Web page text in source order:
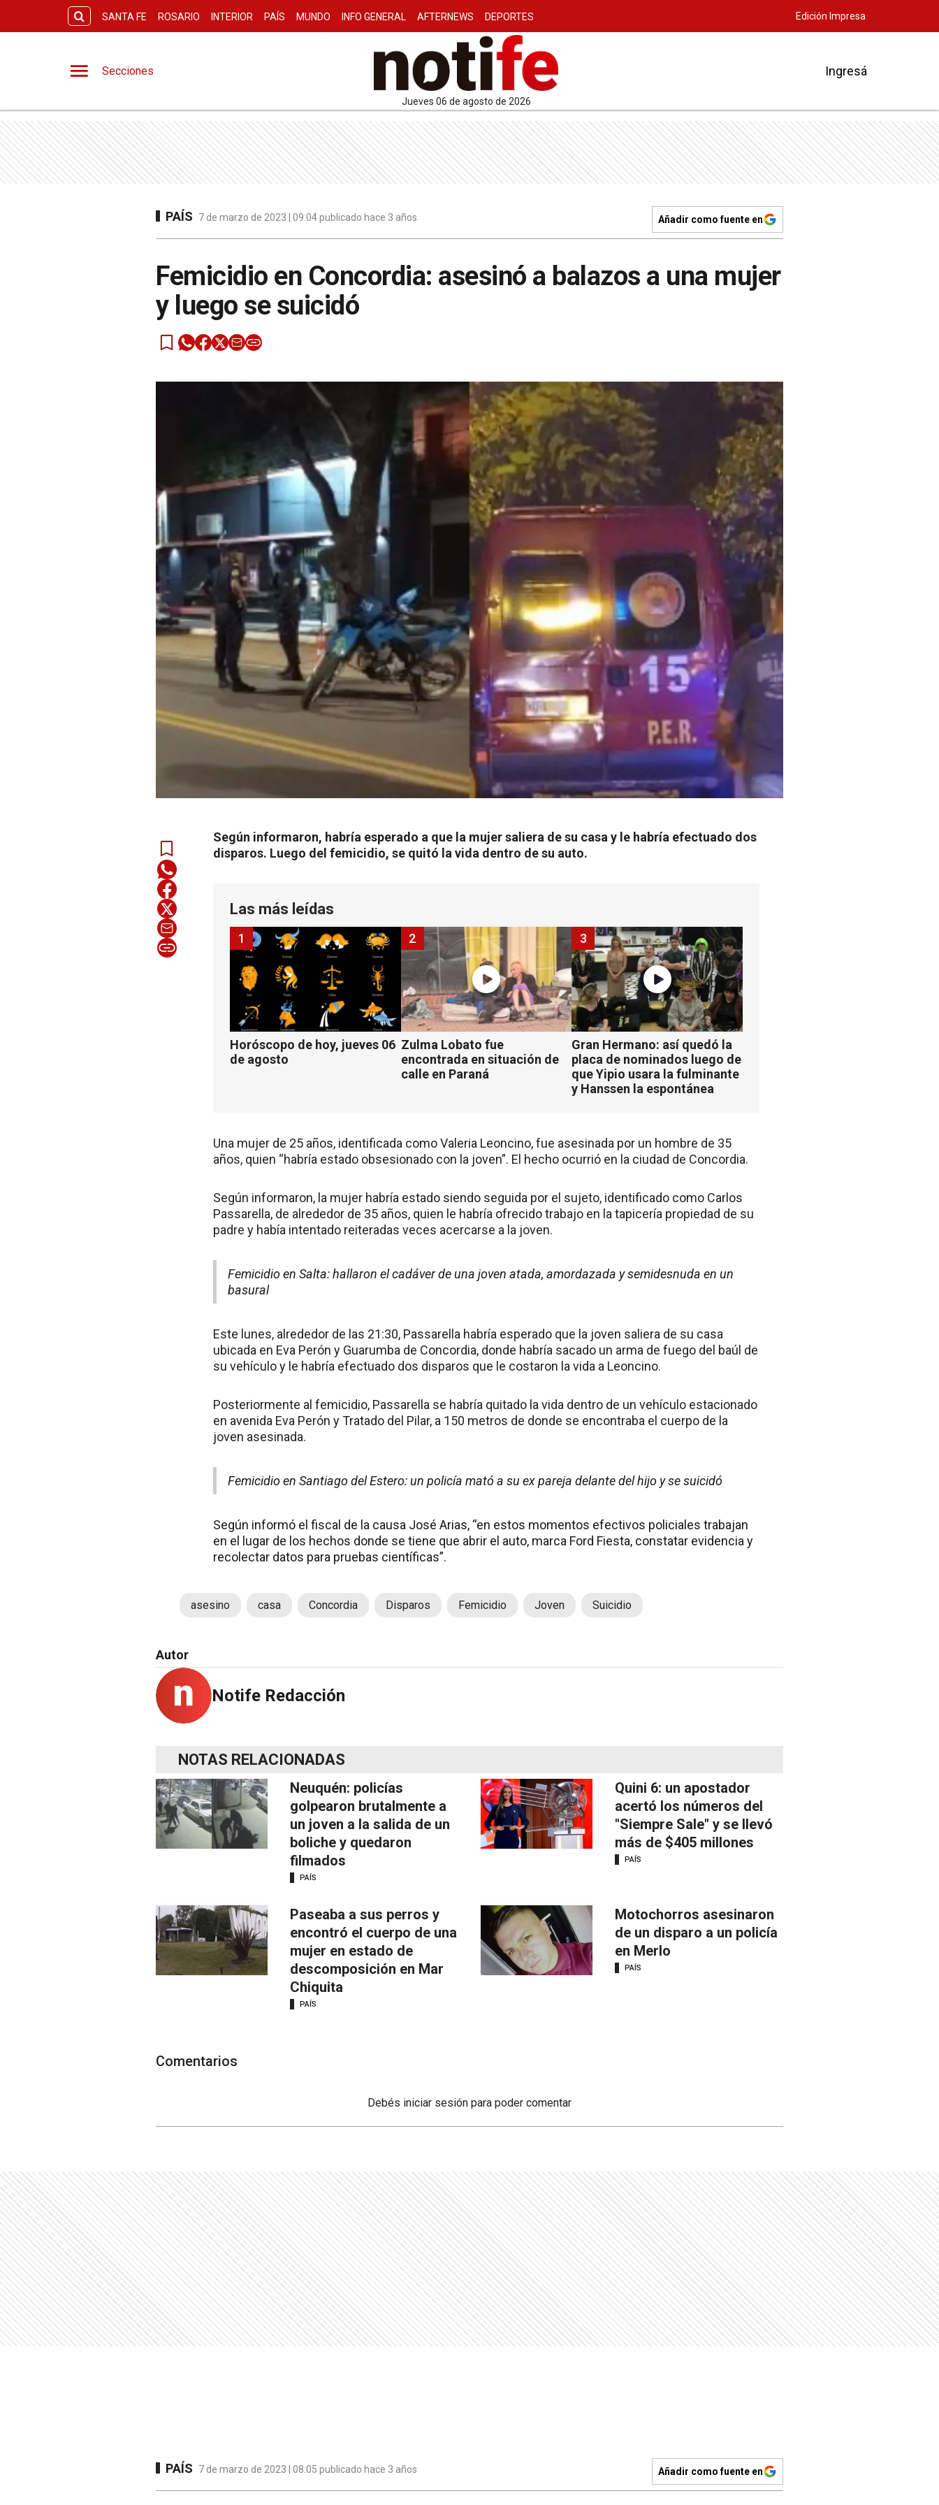
SANTA FE ROSARIO INTERIOR PAÍS MUNDO INFO GENERAL AFTERNEWS DEPORTES Edición Impresa
Secciones
jueves 06 de agosto de 2026
Ingresá
PAÍS 7 de marzo de 2023 | 09:04 publicado hace 3 años Añadir como fuente en
Femicidio en Concordia: asesinó a balazos a una mujer
y luego se suicidó
Según informaron, habría esperado a que la mujer saliera de su casa y le habría efectuado dos
disparos. Luego del femicidio, se quitó la vida dentro de su auto.
Las más leídas
Horóscopo de hoy, jueves 06
de agosto
1
Zulma Lobato fue
encontrada en situación de
calle en Paraná
2
Gran Hermano: así quedó la
placa de nominados luego de
que Yipio usara la fulminante
y Hanssen la espontánea
3
Una mujer de 25 años, identificada como Valeria Leoncino, fue asesinada por un hombre de 35
años, quien “habría estado obsesionado con la joven”. El hecho ocurrió en la ciudad de Concordia.
Según informaron, la mujer habría estado siendo seguida por el sujeto, identificado como Carlos
Passarella, de alrededor de 35 años, quien le habría ofrecido trabajo en la tapicería propiedad de su
padre y había intentado reiteradas veces acercarse a la joven.
Femicidio en Salta: hallaron el cadáver de una joven atada, amordazada y semidesnuda en un
basural
Este lunes, alrededor de las 21:30, Passarella habría esperado que la joven saliera de su casa
ubicada en Eva Perón y Guarumba de Concordia, donde habría sacado un arma de fuego del baúl de
su vehículo y le habría efectuado dos disparos que le costaron la vida a Leoncino.
Posteriormente al femicidio, Passarella se habría quitado la vida dentro de un vehículo estacionado
en avenida Eva Perón y Tratado del Pilar, a 150 metros de donde se encontraba el cuerpo de la
joven asesinada.
Femicidio en Santiago del Estero: un policía mató a su ex pareja delante del hijo y se suicidó
Según informó el fiscal de la causa José Arias, “en estos momentos efectivos policiales trabajan
en el lugar de los hechos donde se tiene que abrir el auto, marca Ford Fiesta, constatar evidencia y
recolectar datos para pruebas científicas”.
asesino casa Concordia Disparos Femicidio Joven Suicidio
Autor
Notife Redacción
NOTAS RELACIONADAS
Neuquén: policías
golpearon brutalmente a
un joven a la salida de un
boliche y quedaron
filmados
PAÍS
Quini 6: un apostador
acertó los números del
"Siempre Sale" y se llevó
más de $405 millones
PAÍS
Paseaba a sus perros y
encontró el cuerpo de una
mujer en estado de
descomposición en Mar
Chiquita
PAÍS
Motochorros asesinaron
de un disparo a un policía
en Merlo
PAÍS
Comentarios
Debés iniciar sesión para poder comentar
PAÍS 7 de marzo de 2023 | 08:05 publicado hace 3 años Añadir como fuente en